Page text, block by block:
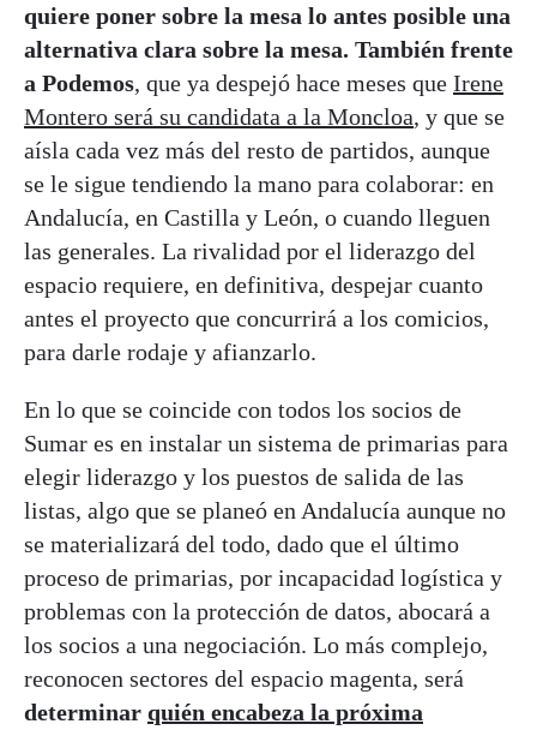
quiere poner sobre la mesa lo antes posible una
alternativa clara sobre la mesa. También frente
a Podemos, que ya despejó hace meses que Irene
Montero será su candidata a la Moncloa, y que se
aísla cada vez más del resto de partidos, aunque
se le sigue tendiendo la mano para colaborar: en
Andalucía, en Castilla y León, o cuando lleguen
las generales. La rivalidad por el liderazgo del
espacio requiere, en definitiva, despejar cuanto
antes el proyecto que concurrirá a los comicios,
para darle rodaje y afianzarlo.
En lo que se coincide con todos los socios de
Sumar es en instalar un sistema de primarias para
elegir liderazgo y los puestos de salida de las
listas, algo que se planeó en Andalucía aunque no
se materializará del todo, dado que el último
proceso de primarias, por incapacidad logística y
problemas con la protección de datos, abocará a
los socios a una negociación. Lo más complejo,
reconocen sectores del espacio magenta, será
determinar quién encabeza la próxima